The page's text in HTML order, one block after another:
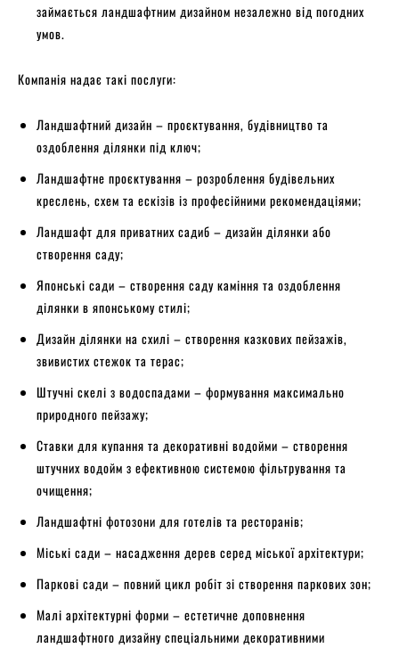
займається ландшафтним дизайном незалежно від погодних
умов.
Компанія надає такі послуги:
Ландшафтний дизайн – проєктування, будівництво та
оздоблення ділянки під ключ;
Ландшафтне проєктування – розроблення будівельних
креслень, схем та ескізів із професійними рекомендаціями;
Ландшафт для приватних садиб – дизайн ділянки або
створення саду;
Японські сади – створення саду каміння та оздоблення
ділянки в японському стилі;
Дизайн ділянки на схилі – створення казкових пейзажів,
звивистих стежок та терас;
Штучні скелі з водоспадами – формування максимально
природного пейзажу;
Ставки для купання та декоративні водойми – створення
штучних водойм з ефективною системою фільтрування та
очищення;
Ландшафтні фотозони для готелів та ресторанів;
Міські сади – насадження дерев серед міської архітектури;
Паркові сади – повний цикл робіт зі створення паркових зон;
Малі архітектурні форми – естетичне доповнення
ландшафтного дизайну спеціальними декоративними